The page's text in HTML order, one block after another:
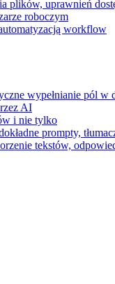
plików, uprawnień
roboczym
workflow
wypełnianie pól w
AI
i nie tylko
prompty,
tekstów,